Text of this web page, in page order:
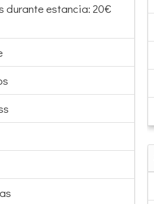
estancia: 20€